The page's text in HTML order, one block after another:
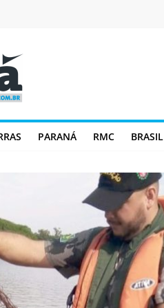
PARANÁ RMC BRASIL